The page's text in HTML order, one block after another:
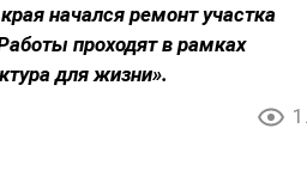
начался ремонт участка
проходят в рамках
для жизни».